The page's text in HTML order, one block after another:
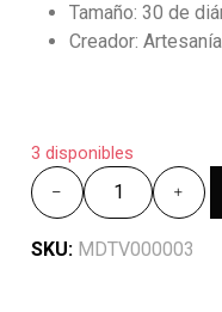
Tamaño: 30 de
Creador:
3 disponibles
SKU: MDTV000003